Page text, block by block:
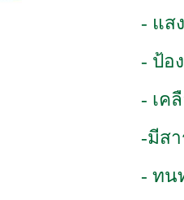
- แส
- ป้อ
- เค
-มีส
- ทน